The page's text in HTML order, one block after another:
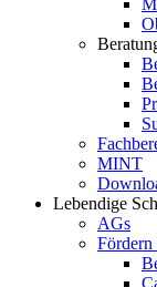
MINT
Lebendige
AGs
Fördern